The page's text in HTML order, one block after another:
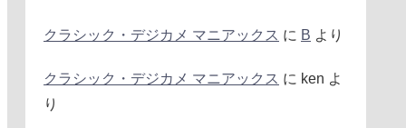
クラシック・デジカメ マニアックス に B より
クラシック・デジカメ マニアックス に ken よ
り